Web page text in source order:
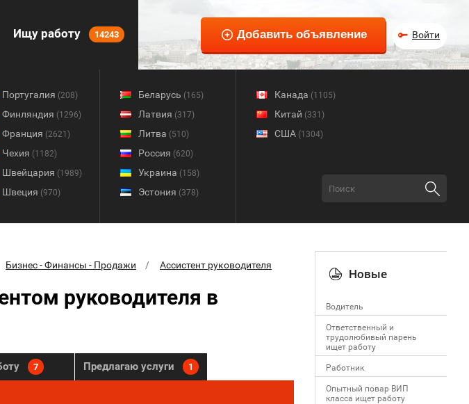
Ищу работу 14243 Войти
Португалия (208)
Финляндия (1296)
Франция (2621)
Чехия (1182)
Швейцария (1989)
Швеция (970)
Беларусь (165)
Латвия (317)
Литва (510)
Россия (620)
Украина (158)
Эстония (378)
Канада (1105)
Китай (331)
США (1304)
Бизнес - Финансы - Продажи Ассистент руководителя
руководителя в
7 Предлагаю услуги 1
Новые
Водитель
Ответственный и
трудолюбивый парень
ищет работу
Работник
Опытный повар ВИП
класса ищет работу